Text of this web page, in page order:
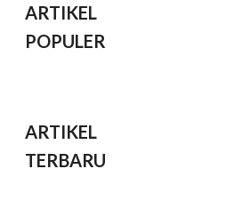
ARTIKEL
POPULER
ARTIKEL
TERBARU